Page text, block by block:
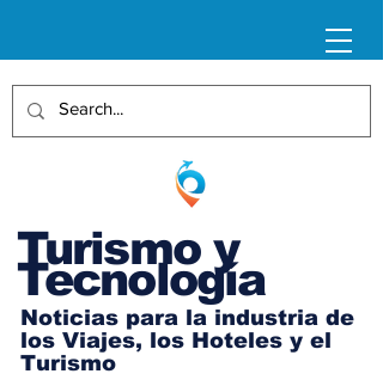
Turismo y
Tecnología
Noticias para la industria de
los Viajes, los Hoteles y el
Turismo